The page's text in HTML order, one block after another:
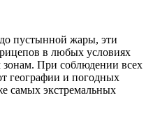
пустынной жары, эти
в любых условиях
зонам. При соблюдении всех
географии и погодных
самых экстремальных